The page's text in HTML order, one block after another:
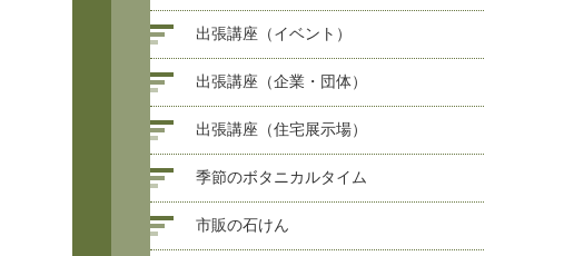
出張講座（イベント）
出張講座（企業・団体）
出張講座（住宅展示場）
季節のボタニカルタイム
市販の石けん